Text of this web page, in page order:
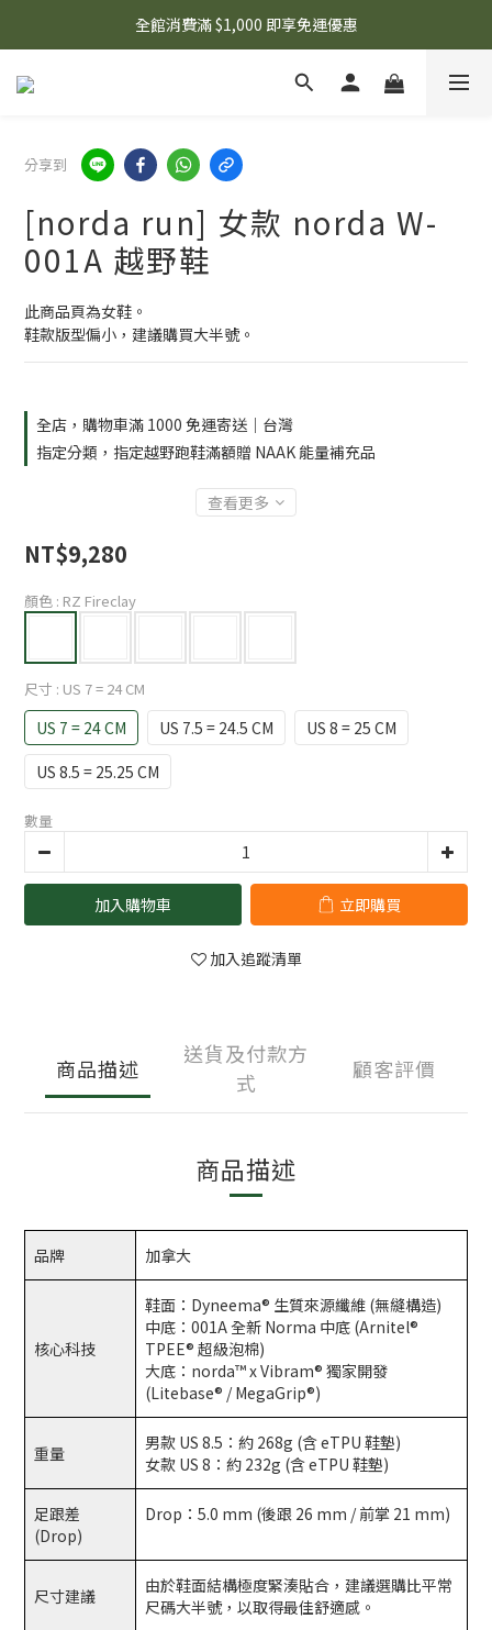
🌟 想知道現在有什麼優惠嗎？ 點擊查看最新優惠！
全館消費滿 $1,000 即享免運優惠
🌟 想知道現在有什麼優惠嗎？ 點擊查看最新優惠！
分享到
[norda run] 女款 norda W-
001A 越野鞋
此商品頁為女鞋。
鞋款版型偏小，建議購買大半號。
全店，購物車滿 1000 免運寄送｜台灣
指定分類，指定越野跑鞋滿額贈 NAAK 能量補充品
查看更多
NT$9,280
顏色 : RZ Fireclay
尺寸 : US 7 = 24 CM
US 7 = 24 CM US 7.5 = 24.5 CM
US 8 = 25 CM
US 8.5 = 25.25 CM
數量
加入購物車 立即購買
加入追蹤清單
商品描述
送貨及付款方
式
顧客評價
商品描述
品牌 加拿大
核心科技
鞋面：Dyneema® 生質來源纖維 (無縫構造)
中底：001A 全新 Norma 中底 (Arnitel®
TPEE® 超級泡棉)
大底：norda™ x Vibram® 獨家開發
(Litebase® / MegaGrip®)
重量
男款 US 8.5：約 268g (含 eTPU 鞋墊)
女款 US 8：約 232g (含 eTPU 鞋墊)
足跟差
(Drop)
Drop：5.0 mm (後跟 26 mm / 前掌 21 mm)
尺寸建議
由於鞋面結構極度緊湊貼合，建議選購比平常
尺碼大半號，以取得最佳舒適感。